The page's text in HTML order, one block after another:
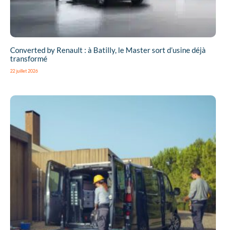
Converted by Renault : à Batilly, le Master sort d’usine déjà
transformé
22 juillet 2026